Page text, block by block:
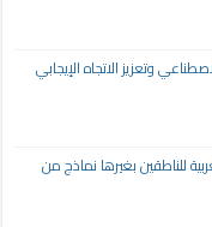
وتعزيز الاتجاه الإيجابي
للناطقين بغيرها نماذج من